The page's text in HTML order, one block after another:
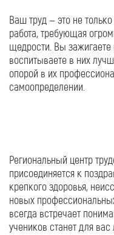
Ваш труд — это не
работа, требующая
щедрости. Вы зажигаете
воспитываете в них
опорой в их
самоопределении.
Региональный центр
присоединяется к
крепкого здоровья,
новых
всегда встречает
учеников станет для